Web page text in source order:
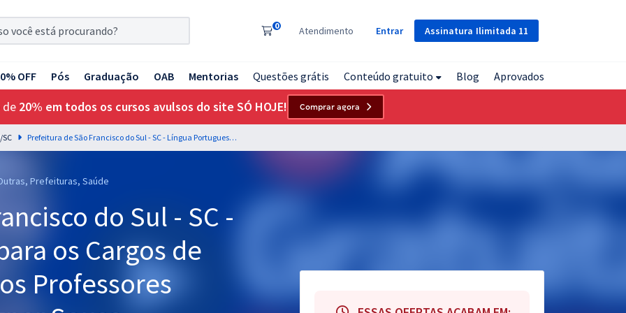
Assinatura Ilimitada 11
0 Atendimento Entrar
OFF Pós Graduação OAB Mentorias Questões grátis Conteúdo gratuito Blog Aprovados
de 20% em todos os cursos avulsos do site SÓ HOJE! Comprar agora
Prefeitura de São Francisco do Sul - SC - Língua Portuguesa para os Cargos de Nível Superior com os Professores Letícia Bastos e Wagner Sousa
Prefeituras, Saúde
do Sul - SC -
os Cargos de
Professores